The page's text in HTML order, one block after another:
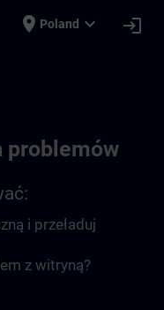
place Poland expand_more login
problemów
i przeładuj
z witryną?